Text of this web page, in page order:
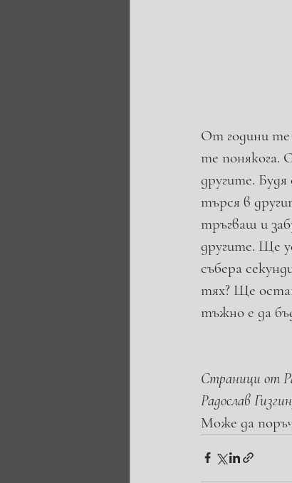
От години те
те понякога.
другите.
търся в
тръгваш и
другите. Ще
събера
тях? Ще
тъжно е да
Страници от
Радослав
Може да